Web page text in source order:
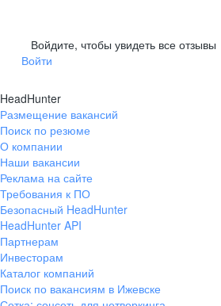
Войдите, чтобы увидеть все отзывы
Войти
HeadHunter
Размещение вакансий
Поиск по резюме
О компании
Наши вакансии
Реклама на сайте
Требования к ПО
Безопасный HeadHunter
HeadHunter API
Партнерам
Инвесторам
Каталог компаний
Поиск по вакансиям в Ижевске